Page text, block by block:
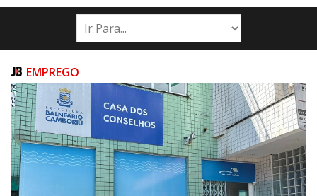
INÍCIO
NOTÍCIAS
PUBLICAÇÕES LEGAIS
CONTATO
EMPREGO